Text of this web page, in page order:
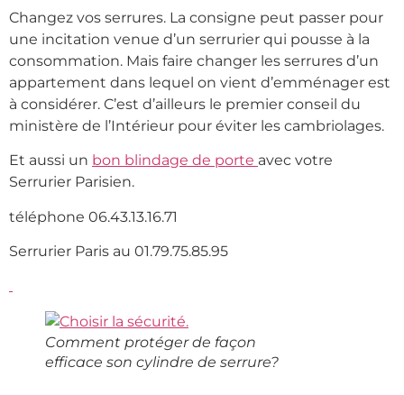
Changez vos serrures. La consigne peut passer pour
une incitation venue d’un serrurier qui pousse à la
consommation. Mais faire changer les serrures d’un
appartement dans lequel on vient d’emménager est
à considérer. C’est d’ailleurs le premier conseil du
ministère de l’Intérieur pour éviter les cambriolages.
Et aussi un bon blindage de porte avec votre
Serrurier Parisien.
téléphone 06.43.13.16.71
Serrurier Paris au 01.79.75.85.95
Comment protéger de façon
efficace son cylindre de serrure?